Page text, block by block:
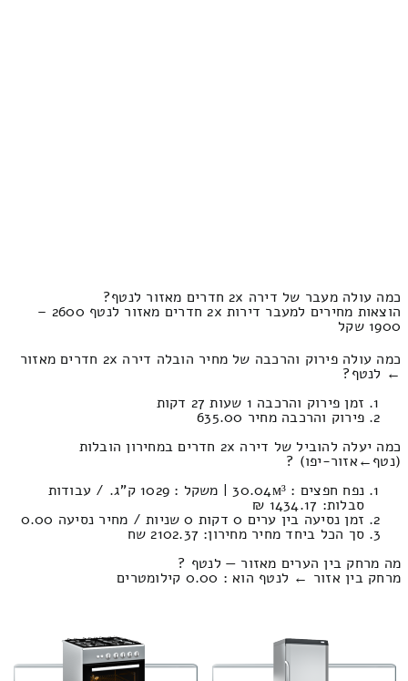
כמה עולה מעבר של דירה 2x חדרים מאזור לנטף?
הוצאות מחירים למעבר דירות 2x חדרים מאזור לנטף 2600 –
1900 שקל
כמה עולה פירוק והרכבה של מחיר הובלה דירה 2x חדרים מאזור
← לנטף?
זמן פירוק והרכבה 1 שעות 27 דקות
פירוק והרכבה מחיר 635.00
כמה יעלה להוביל של דירה 2x חדרים במחירון הובלות
(נטף‎←‏אזור-יפו) ?
נפח חפצים : 30.04м³ | משקל : 1029 ק”ג. / עבודות
סבלות: 1434.17 ₪
זמן נסיעה בין ערים 0 דקות 0 שניות / מחיר נסיעה 0.00
סך הכל ביחד מחיר מחירון: 2102.37 שח
מה מרחק בין הערים מאזור — לנטף ?
מרחק בין אזור ← לנטף הוא : 0.00 קילומטרים